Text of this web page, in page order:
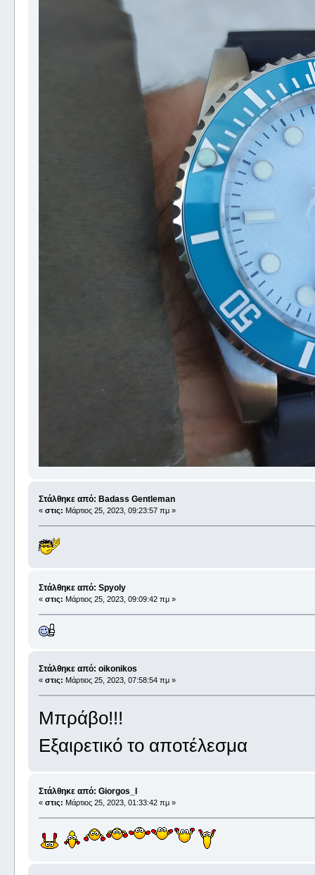
Στάλθηκε από: Badass Gentleman
« στις: Μάρτιος 25, 2023, 09:23:57 πμ »
Στάλθηκε από: Spyoly
« στις: Μάρτιος 25, 2023, 09:09:42 πμ »
Στάλθηκε από: oikonikos
« στις: Μάρτιος 25, 2023, 07:58:54 πμ »
Μπράβο!!!
Εξαιρετικό το αποτέλεσμα
Στάλθηκε από: Giorgos_I
« στις: Μάρτιος 25, 2023, 01:33:42 πμ »